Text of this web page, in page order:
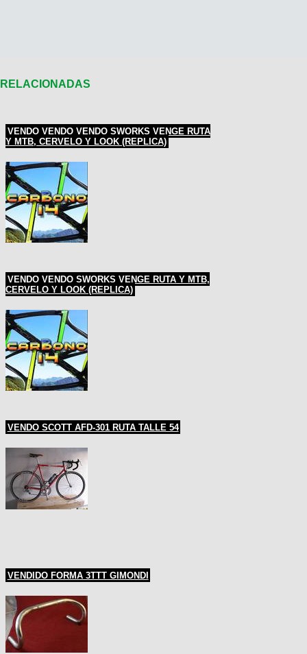
RELACIONADAS
VENDO VENDO VENDO SWORKS VENGE RUTA
Y MTB, CERVELO Y LOOK (REPLICA)
VENDO VENDO SWORKS VENGE RUTA Y MTB,
CERVELO Y LOOK (REPLICA)
VENDO SCOTT AFD-301 RUTA TALLE 54
VENDIDO FORMA 3TTT GIMONDI